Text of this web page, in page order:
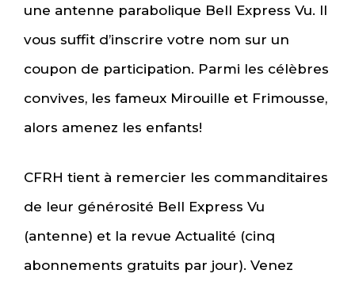
une antenne parabolique Bell Express Vu. Il
vous suffit d’inscrire votre nom sur un
coupon de participation. Parmi les célèbres
convives, les fameux Mirouille et Frimousse,
alors amenez les enfants!
CFRH tient à remercier les commanditaires
de leur générosité Bell Express Vu
(antenne) et la revue Actualité (cinq
abonnements gratuits par jour). Venez